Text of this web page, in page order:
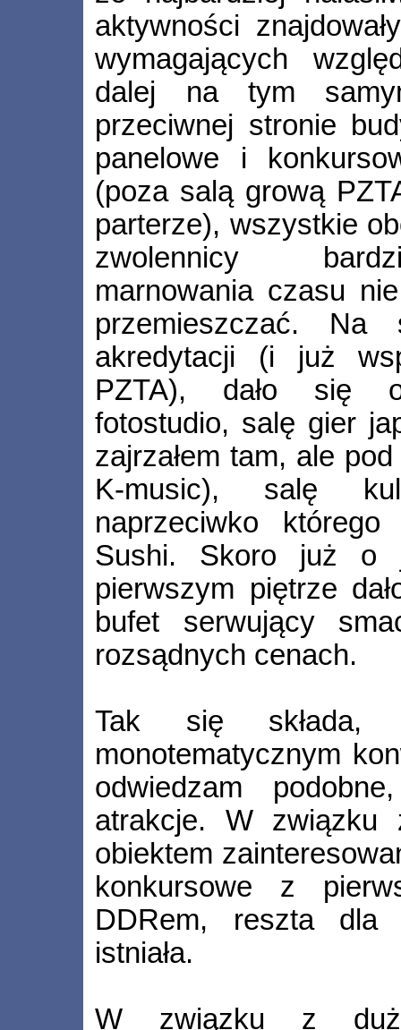
aktywności
wymagających
dalej na tym
przeciwnej stronie
panelowe i
(poza salą grową
parterze), wszystkie
zwolennicy
marnowania czasu
przemieszczać. Na
akredytacji (i już
PZTA), dało się
fotostudio, salę gier
zajrzałem tam, ale
K­‑music), salę
naprzeciwko
Sushi. Skoro już o
pierwszym piętrze
bufet serwujący
rozsądnych cenach.
Tak się składa,
monotematycznym
odwiedzam
atrakcje. W związku
obiektem
konkursowe z
DDRem, reszta dla
istniała.
W związku z